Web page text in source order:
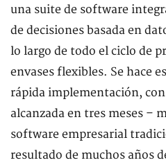
una suite de software
de decisiones basada en
lo largo de todo el ciclo de
envases flexibles. Se hace
rápida implementación,
alcanzada en tres meses –
software empresarial
resultado de muchos años